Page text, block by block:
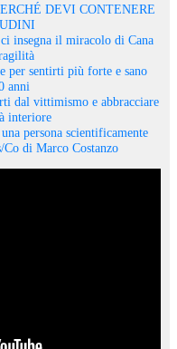
DEVI CONTENERE
insegna il miracolo di Cana
per sentirti più forte e sano
anni
dal vittimismo e abbracciare
interiore
persona scientificamente
di Marco Costanzo